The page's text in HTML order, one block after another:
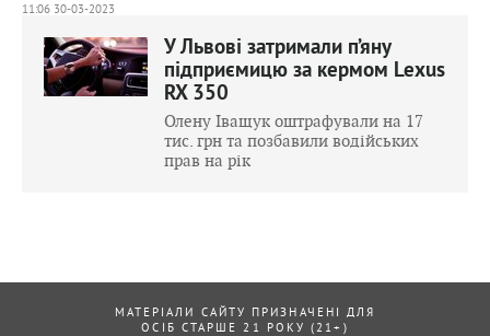
11:06 30-03-2023
У Львові затримали п’яну
підприємицю за кермом Lexus
RX 350
Олену Іващук оштрафували на 17
тис. грн та позбавили водійських
прав на рік
МАТЕРІАЛИ САЙТУ ПРИЗНАЧЕНІ ДЛЯ
ОСІБ СТАРШЕ 21 РОКУ (21+)